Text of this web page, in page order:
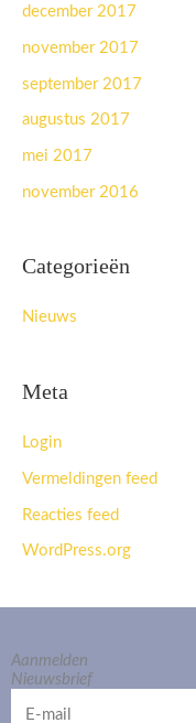
december 2017
november 2017
september 2017
augustus 2017
mei 2017
november 2016
Categorieën
Nieuws
Meta
Login
Vermeldingen feed
Reacties feed
WordPress.org
Aanmelden
Nieuwsbrief